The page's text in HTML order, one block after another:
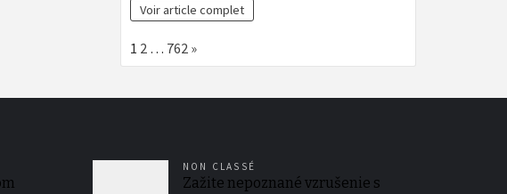
Voir article complet
Page:
1 2 … 762 Next
»
NON CLASSÉ
Zažite nepoznané vzrušenie s